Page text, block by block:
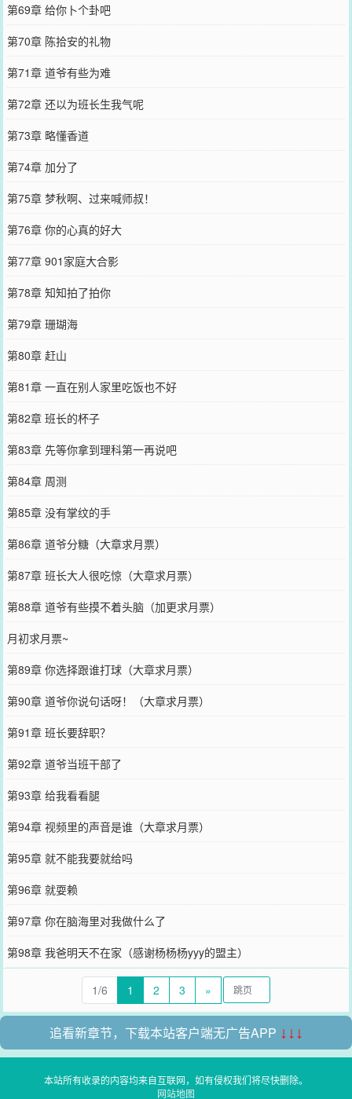
第69章 给你卜个卦吧
第70章 陈拾安的礼物
第71章 道爷有些为难
第72章 还以为班长生我气呢
第73章 略懂香道
第74章 加分了
第75章 梦秋啊、过来喊师叔！
第76章 你的心真的好大
第77章 901家庭大合影
第78章 知知拍了拍你
第79章 珊瑚海
第80章 赶山
第81章 一直在别人家里吃饭也不好
第82章 班长的杯子
第83章 先等你拿到理科第一再说吧
第84章 周测
第85章 没有掌纹的手
第86章 道爷分糖（大章求月票）
第87章 班长大人很吃惊（大章求月票）
第88章 道爷有些摸不着头脑（加更求月票）
月初求月票~
第89章 你选择跟谁打球（大章求月票）
第90章 道爷你说句话呀！（大章求月票）
第91章 班长要辞职？
第92章 道爷当班干部了
第93章 给我看看腿
第94章 视频里的声音是谁（大章求月票）
第95章 就不能我要就给吗
第96章 就耍赖
第97章 你在脑海里对我做什么了
第98章 我爸明天不在家（感谢杨杨杨yyy的盟主）
1/6 1 2 3 »
追看新章节，下载本站客户端无广告APP ↓↓↓
本站所有收录的内容均来自互联网，如有侵权我们将尽快删除。
网站地图